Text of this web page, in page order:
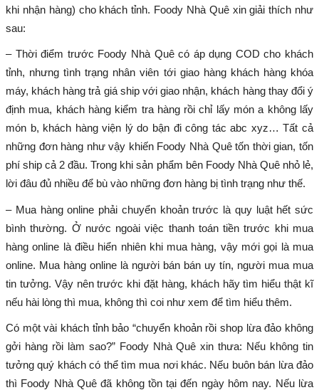
khi nhận hàng) cho khách tỉnh. Foody Nhà Quê xin giải thích như
sau:
– Thời điểm trước Foody Nhà Quê có áp dụng COD cho khách
tỉnh, nhưng tình trạng nhân viên tới giao hàng khách hàng khóa
máy, khách hàng trả giá ship với giao nhận, khách hàng thay đổi ý
định mua, khách hàng kiểm tra hàng rồi chỉ lấy món a không lấy
món b, khách hàng viện lý do bận đi công tác abc xyz… Tất cả
những đơn hàng như vậy khiến Foody Nhà Quê tốn thời gian, tốn
phí ship cả 2 đầu. Trong khi sản phẩm bên Foody Nhà Quê nhỏ lẻ,
lời đâu đủ nhiều để bù vào những đơn hàng bị tình trạng như thế.
– Mua hàng online phải chuyển khoản trước là quy luật hết sức
bình thường. Ở nước ngoài việc thanh toán tiền trước khi mua
hàng online là điều hiển nhiên khi mua hàng, vậy mới gọi là mua
online. Mua hàng online là người bán bán uy tín, người mua mua
tin tưởng. Vậy nên trước khi đặt hàng, khách hãy tìm hiểu thật kĩ
nếu hài lòng thì mua, không thì coi như xem để tìm hiểu thêm.
Có một vài khách tỉnh bảo “chuyển khoản rồi shop lừa đảo không
gởi hàng rồi làm sao?” Foody Nhà Quê xin thưa: Nếu không tin
tưởng quý khách có thể tìm mua nơi khác. Nếu buôn bán lừa đảo
thì Foody Nhà Quê đã không tồn tại đến ngày hôm nay. Nếu lừa